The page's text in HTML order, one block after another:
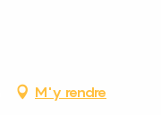
M'y rendre